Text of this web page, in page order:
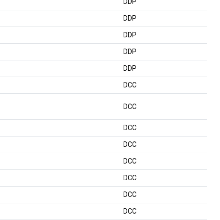
DDP
DDP
DDP
DDP
DCC
DCC
DCC
DCC
DCC
DCC
DCC
DCC